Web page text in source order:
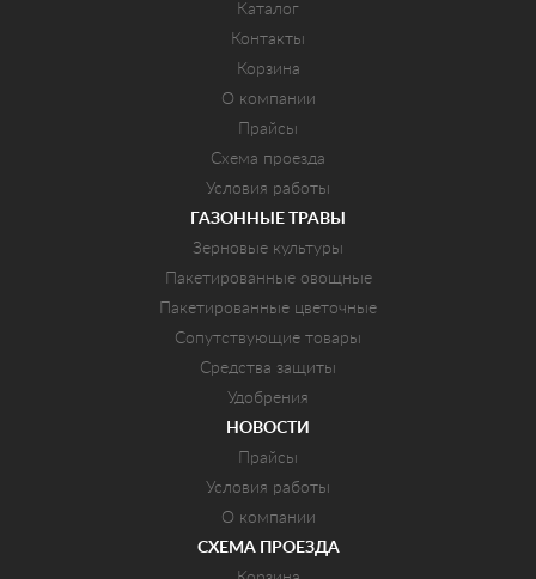
Каталог
Контакты
Корзина
О компании
Прайсы
Схема проезда
Условия работы
ГАЗОННЫЕ ТРАВЫ
Зерновые культуры
Пакетированные овощные
Пакетированные цветочные
Сопутствующие товары
Средства защиты
Удобрения
НОВОСТИ
Прайсы
Условия работы
О компании
СХЕМА ПРОЕЗДА